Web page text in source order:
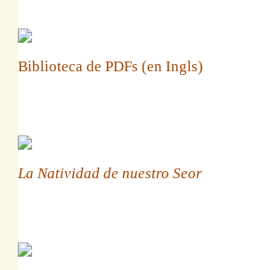
Biblioteca de PDFs (en Ingls)
La Natividad de nuestro Seor